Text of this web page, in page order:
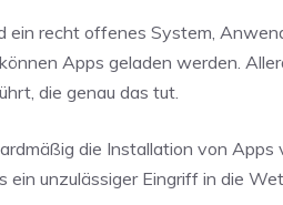
ein recht offenes System,
Apps geladen werden.
die genau das tut.
die Installation von
ein unzulässiger Eingriff in die